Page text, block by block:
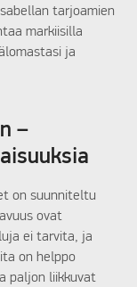
tarjoamien
markiisilla
ja
–
on suunniteltu
ovat
ei tarvita, ja
on helppo
paljon liikkuvat